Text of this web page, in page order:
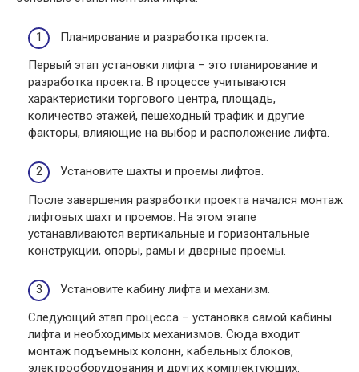
Планирование и разработка проекта.
Первый этап установки лифта – это планирование и
разработка проекта. В процессе учитываются
характеристики торгового центра, площадь,
количество этажей, пешеходный трафик и другие
факторы, влияющие на выбор и расположение лифта.
Установите шахты и проемы лифтов.
После завершения разработки проекта начался монтаж
лифтовых шахт и проемов. На этом этапе
устанавливаются вертикальные и горизонтальные
конструкции, опоры, рамы и дверные проемы.
Установите кабину лифта и механизм.
Следующий этап процесса – установка самой кабины
лифта и необходимых механизмов. Сюда входит
монтаж подъемных колонн, кабельных блоков,
электрооборудования и других комплектующих.